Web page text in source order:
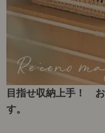
目指せ収納上手！
す。